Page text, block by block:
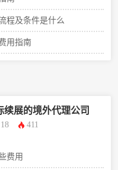
程及条件是什么
用指南
续展的境外代理公司
411
费用